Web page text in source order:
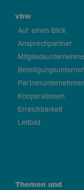
vbw
Auf einen Blick
Ansprechpartner
Partnerunternehmen
Kooperationen
Erreichbarkeit
Leitbild
Themen und